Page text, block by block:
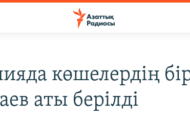
көшелердің
аты берілді